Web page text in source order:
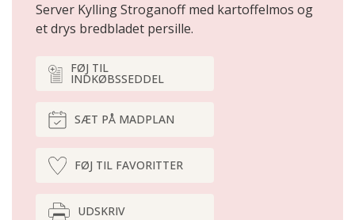
Server Kylling Stroganoff med kartoffelmos og
et drys bredbladet persille.
FØJ TIL
INDKØBSSEDDEL
SÆT PÅ MADPLAN
FØJ TIL FAVORITTER
UDSKRIV